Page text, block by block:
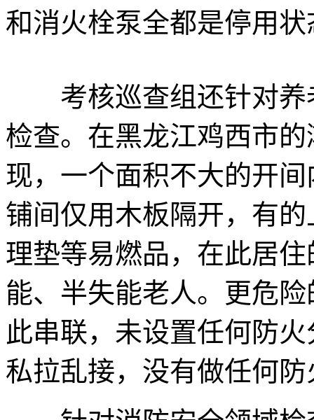
和消火栓泵全都是停用
考核巡查组还针对养
检查。在黑龙江鸡西市
现，一个面积不大的开
铺间仅用木板隔开，有
理垫等易燃品，在此居
能、半失能老人。更危
此串联，未设置任何防
私拉乱接，没有做任何